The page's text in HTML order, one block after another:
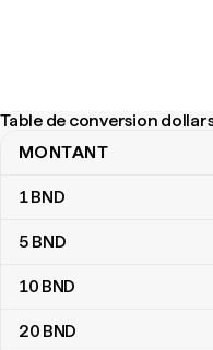
Table de conversion
Table de conversion
MONTANT
1BND
5 BND
10 BND
20 BND